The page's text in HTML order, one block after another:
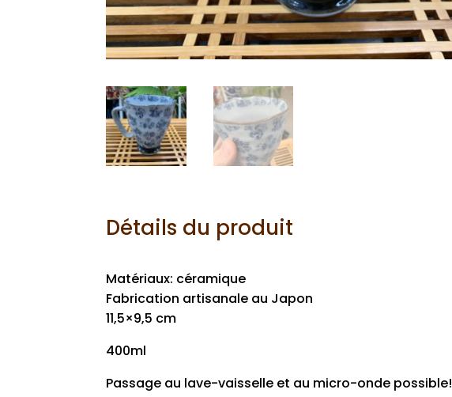
Détails du produit
Matériaux: céramique
Fabrication artisanale au Japon
11,5×9,5 cm
400ml
Passage au lave-vaisselle et au micro-onde possible!